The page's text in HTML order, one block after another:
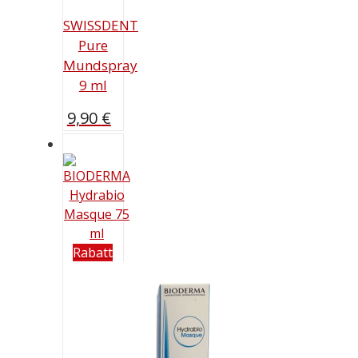
SWISSDENT
Pure
Mundspray
9 ml
9,90 €
Rabatt